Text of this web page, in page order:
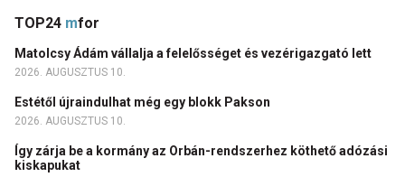
TOP24 mfor
Matolcsy Ádám vállalja a felelősséget és vezérigazgató lett
2026. AUGUSZTUS 10.
Estétől újraindulhat még egy blokk Pakson
2026. AUGUSZTUS 10.
Így zárja be a kormány az Orbán-rendszerhez köthető adózási
kiskapukat